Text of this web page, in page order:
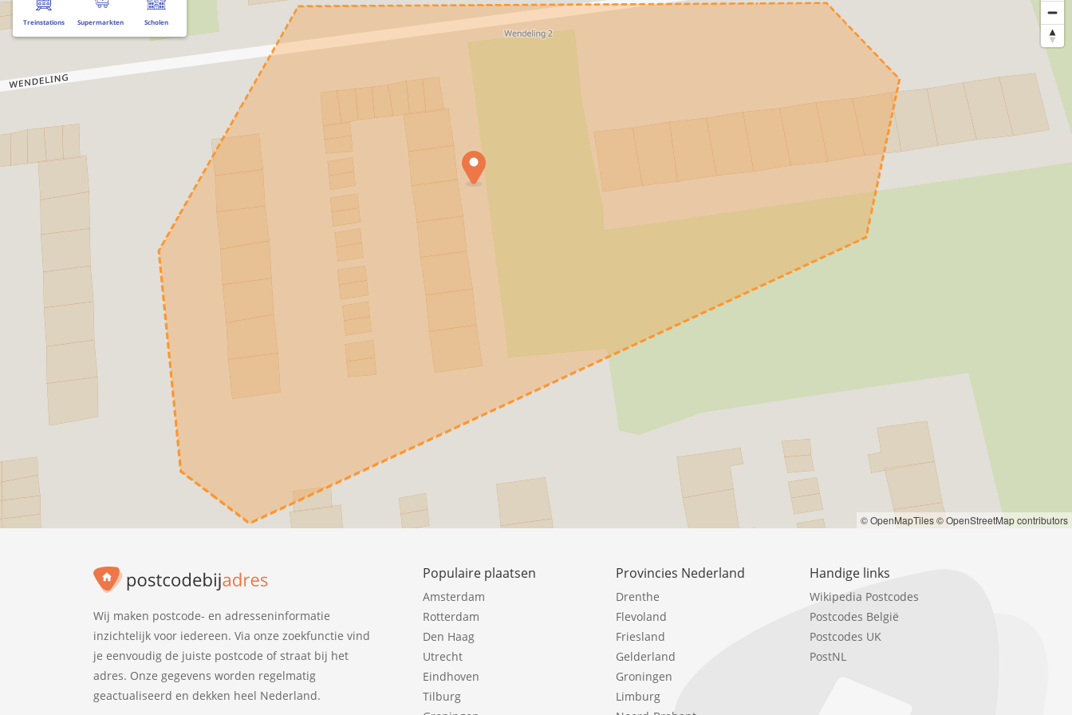
Treinstations Supermarkten Scholen
© OpenMapTiles© OpenStreetMap contributors
Wij maken postcode- en adresseninformatie
inzichtelijk voor iedereen. Via onze zoekfunctie vind
je eenvoudig de juiste postcode of straat bij het
adres. Onze gegevens worden regelmatig
geactualiseerd en dekken heel Nederland.
Populaire plaatsen
Amsterdam
Rotterdam
Den Haag
Utrecht
Eindhoven
Tilburg
Provincies Nederland
Drenthe
Flevoland
Friesland
Gelderland
Groningen
Limburg
Handige links
Wikipedia Postcodes
Postcodes België
Postcodes UK
PostNL